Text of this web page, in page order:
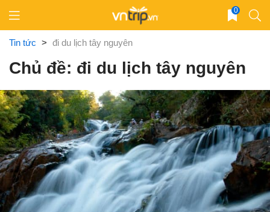
content
0
Tin tức > đi du lịch tây nguyên
Chủ đề: đi du lịch tây nguyên